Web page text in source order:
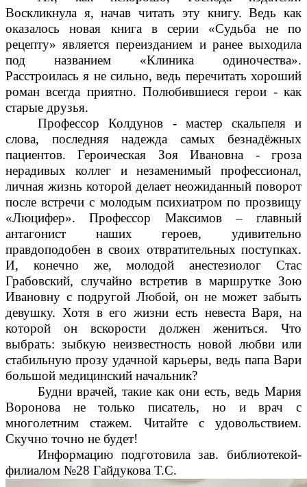
Воскликнула я, начав читать эту книгу. Ведь как
оказалось новая книга в серии «Судьба не по
рецепту» является переизданием и ранее выходила
под названием «Клиника одиночества».
Расстроилась я не сильно, ведь перечитать хороший
роман всегда приятно. Полюбившиеся герои - как
старые друзья.
Профессор Колдунов - мастер скальпеля и
слова, последняя надежда самых безнадёжных
пациентов. Героическая Зоя Ивановна - гроза
нерадивых коллег и незаменимый профессионал,
личная жизнь которой делает неожиданный поворот
после встречи с молодым психиатром по прозвищу
«Люцифер». Профессор Максимов – главный
антагонист наших героев, удивительно
правдоподобен в своих отвратительных поступках.
И, конечно же, молодой анестезиолог Стас
Грабовский, случайно встретив в маршрутке Зою
Ивановну с подругой Любой, он не может забыть
девушку. Хотя в его жизни есть невеста Варя, на
которой он вскорости должен жениться. Что
выбрать: зыбкую неизвестность новой любви или
стабильную прозу удачной карьеры, ведь папа Вари
большой медицинский начальник?
Будни врачей, такие как они есть, ведь Мария
Воронова не только писатель, но и врач с
многолетним стажем. Читайте с удовольствием.
Скучно точно не будет!
Информацию подготовила зав. библиотекой-
филиалом №28 Гайдукова Т.С.